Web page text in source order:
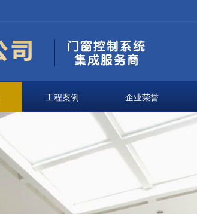
工程案例 企业荣誉